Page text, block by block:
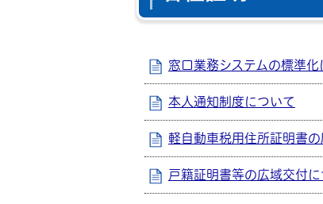
窓口業務システムの標準
本人通知制度について
軽自動車税用住所証明書
戸籍証明書等の広域交付に